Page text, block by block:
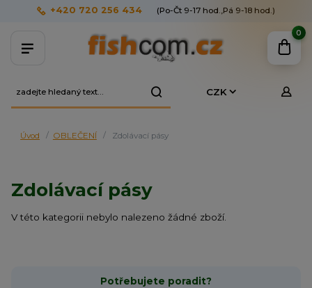
CZK
+420 720 256 434 (Po-Čt 9-17 hod.,Pá 9-18 hod.)
0
Úvod OBLEČENÍ Zdolávací pásy
Zdolávací pásy
V této kategorii nebylo nalezeno žádné zboží.
Potřebujete poradit?